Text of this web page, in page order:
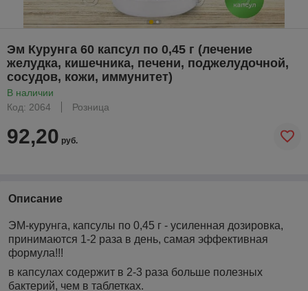
Эм Курунга 60 капсул по 0,45 г (лечение
желудка, кишечника, печени, поджелудочной,
сосудов, кожи, иммунитет)
В наличии
Код: 2064
Розница
92,20 руб.
Описание
ЭМ-курунга, капсулы по 0,45 г - усиленная дозировка,
принимаются 1-2 раза в день, самая эффективная
формула!!!
в капсулах содержит в 2-3 раза больше полезных
бактерий, чем в таблетках.